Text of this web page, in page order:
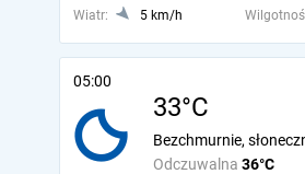
Wiatr:
5 km/h
05:00
33°C
Odczuwalna 36°C
Bezchmurnie,